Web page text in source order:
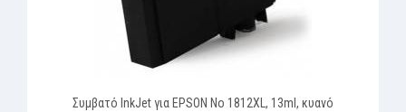
Συμβατό InkJet για EPSON No 1812XL, 13ml, κυανό